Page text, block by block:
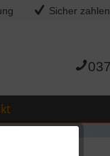
Sicher